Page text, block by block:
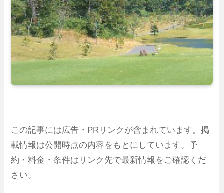
この記事には広告・PRリンクが含まれています。掲
載情報は公開時点の内容をもとにしています。予
約・料金・条件はリンク先で最新情報をご確認くだ
さい。